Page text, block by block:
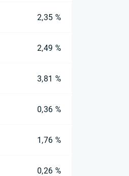
2,35 %
2,49 %
3,81 %
0,36 %
1,76 %
0,26 %